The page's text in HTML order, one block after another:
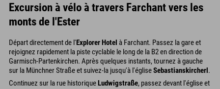
Excursion à vélo à travers Farchant vers les
monts de l'Ester
Départ directement de l'Explorer Hotel à Farchant. Passez la gare et
rejoignez rapidement la piste cyclable le long de la B2 en direction de
Garmisch-Partenkirchen. Après quelques instants, tournez à gauche
sur la Münchner Straße et suivez-la jusqu'à l'égliseSebastianskircherl.
Continuez sur la rue historiqueLudwigstraße, passez devant l'église et